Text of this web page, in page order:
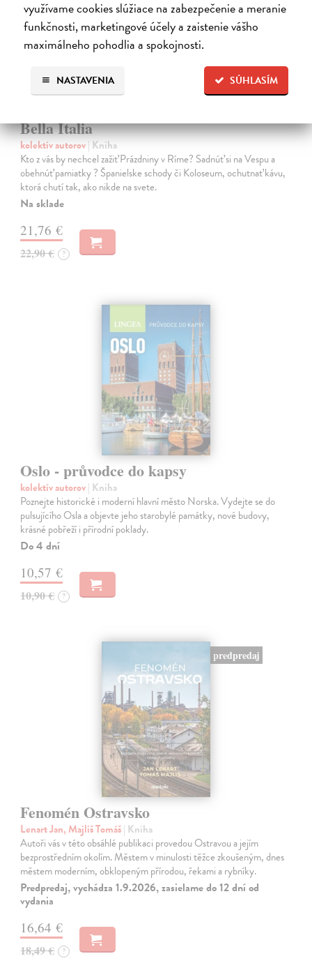
využívame cookies slúžiace na zabezpečenie a meranie
funkčnosti, marketingové účely a zaistenie vášho
maximálneho pohodlia a spokojnosti.
SÚHLASÍM
NASTAVENIA
Bella Italia
kolektív autorov | Kniha
Kto z vás by nechcel zažiť Prázdniny v Ríme? Sadnúť si na Vespu a
obehnúť pamiatky ? Španielske schody či Koloseum, ochutnať kávu,
ktorá chutí tak, ako nikde na svete.
Na sklade
21,76 €
22,90 € ?
Oslo - průvodce do kapsy
kolektív autorov| Kniha
Poznejte historické i moderní hlavní město Norska. Vydejte se do
pulsujícího Osla a objevte jeho starobylé památky, nové budovy,
krásné pobřeží i přírodní poklady.
Do 4 dní
10,57 €
10,90 € ?
predpredaj
Fenomén Ostravsko
Lenart Jan, Majliš Tomáš| Kniha
Autoři vás v této obsáhlé publikaci provedou Ostravou a jejím
bezprostředním okolím. Městem v minulosti těžce zkoušeným, dnes
městem moderním, obklopeným přírodou, řekami a rybníky.
Predpredaj, vychádza 1.9.2026, zasielame do 12 dní od
vydania
16,64 €
18,49 € ?